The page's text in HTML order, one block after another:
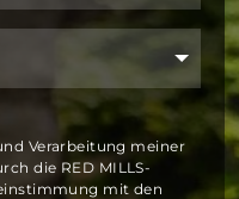
Verarbeitung meiner
die RED MILLS-
mit den